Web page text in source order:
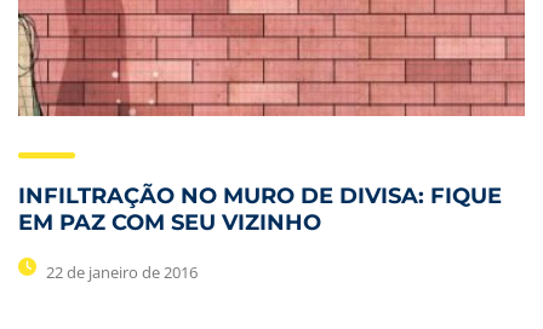
INFILTRAÇÃO NO MURO DE DIVISA: FIQUE
EM PAZ COM SEU VIZINHO
22 de janeiro de 2016